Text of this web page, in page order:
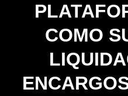
COMO